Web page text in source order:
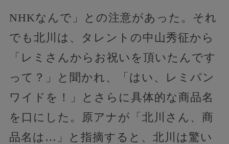
NHKなんで」との注意があった。それ
でも北川は、タレントの中山秀征から
「レミさんからお祝いを頂いたんです
って？」と聞かれ、「はい、レミパン
ワイドを！」とさらに具体的な商品名
を口にした。原アナが「北川さん、商
品名は…」と指摘すると、北川は驚い